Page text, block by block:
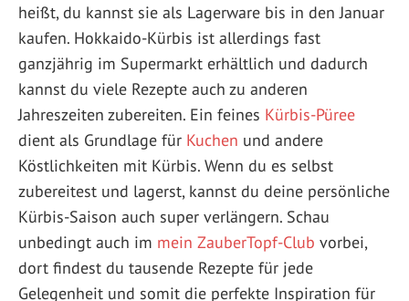
heißt, du kannst sie als Lagerware bis in den Januar
kaufen. Hokkaido-Kürbis ist allerdings fast
ganzjährig im Supermarkt erhältlich und dadurch
kannst du viele Rezepte auch zu anderen
Jahreszeiten zubereiten. Ein feines Kürbis-Püree
dient als Grundlage für Kuchen und andere
Köstlichkeiten mit Kürbis. Wenn du es selbst
zubereitest und lagerst, kannst du deine persönliche
Kürbis-Saison auch super verlängern. Schau
unbedingt auch im mein ZauberTopf-Club vorbei,
dort findest du tausende Rezepte für jede
Gelegenheit und somit die perfekte Inspiration für